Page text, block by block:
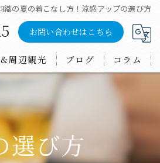
織の夏の着こなし方！涼感アップの選び方
お問い合わせはこちら
周辺観光 ブログ コラム
選び方